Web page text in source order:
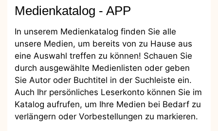
Medienkatalog - APP
In unserem Medienkatalog finden Sie alle
unsere Medien, um bereits von zu Hause aus
eine Auswahl treffen zu können! Schauen Sie
durch ausgewählte Medienlisten oder geben
Sie Autor oder Buchtitel in der Suchleiste ein.
Auch Ihr persönliches Leserkonto können Sie im
Katalog aufrufen, um Ihre Medien bei Bedarf zu
verlängern oder Vorbestellungen zu markieren.